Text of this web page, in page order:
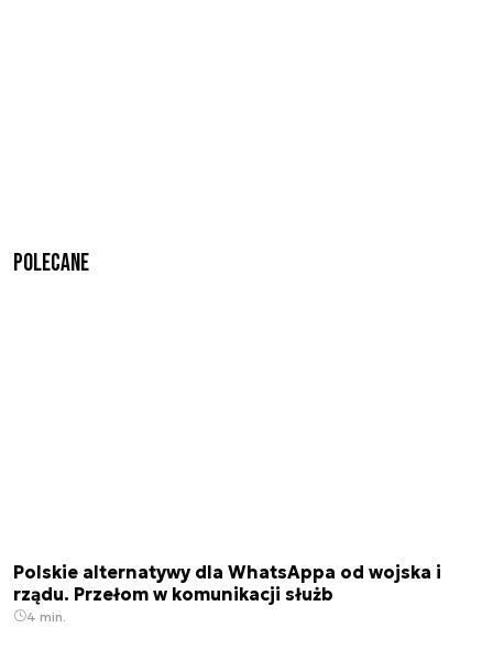
Polecane
Polskie alternatywy dla WhatsAppa od wojska i
rządu. Przełom w komunikacji służb
4 min.